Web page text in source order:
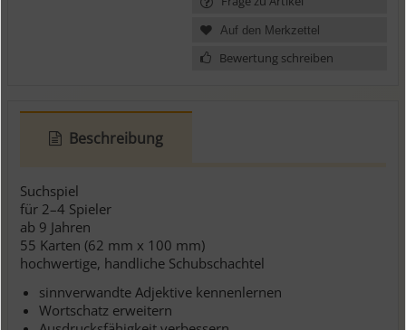
Bewertung schreiben
Beschreibung
Suchspiel
für 2–4 Spieler
ab 9 Jahren
55 Karten (62 mm x 100 mm)
hochwertige, handliche Schubschachtel
sinnverwandte Adjektive kennenlernen
Wortschatz erweitern